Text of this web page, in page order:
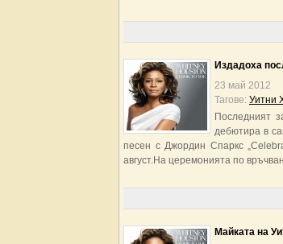
Издадоха
23 май 2012
Тагове: Уитни
Последният
дебютира в
песен с Джордин Спаркс
август.На церемонията по
Майката на